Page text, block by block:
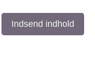
Indsend indhold